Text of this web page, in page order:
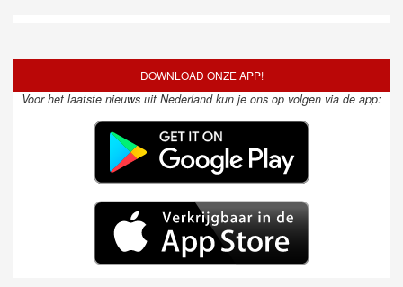
DOWNLOAD ONZE APP!
Voor het laatste nieuws uit Nederland kun je ons op volgen via de app: